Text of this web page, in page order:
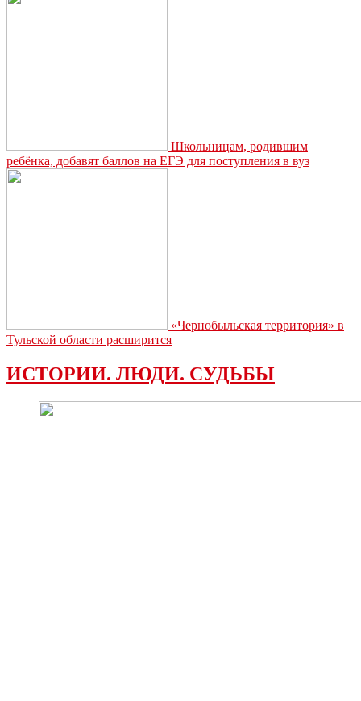
Школьницам, родившим
ребёнка, добавят баллов на ЕГЭ для поступления в вуз
«Чернобыльская территория» в
Тульской области расширится
ИСТОРИИ. ЛЮДИ. СУДЬБЫ